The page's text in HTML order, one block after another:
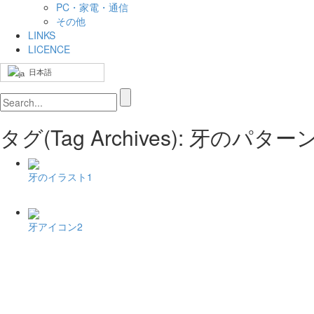
PC・家電・通信
その他
LINKS
LICENCE
日本語
タグ(Tag Archives): 牙のパター
牙のイラスト1
牙アイコン2